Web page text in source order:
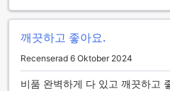
깨끗하고 좋아요.
Recenserad 6 Oktober 2024
비품 완벽하게 다 있고 깨끗하고